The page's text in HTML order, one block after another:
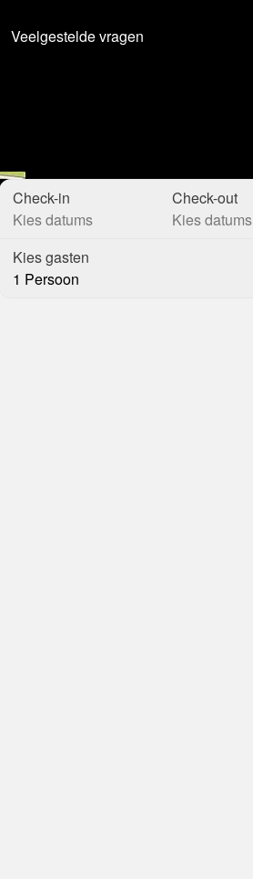
Veelgestelde vragen
+25
Check-in
Kies datums
Check-out
Kies datums
Kies gasten
1 Persoon